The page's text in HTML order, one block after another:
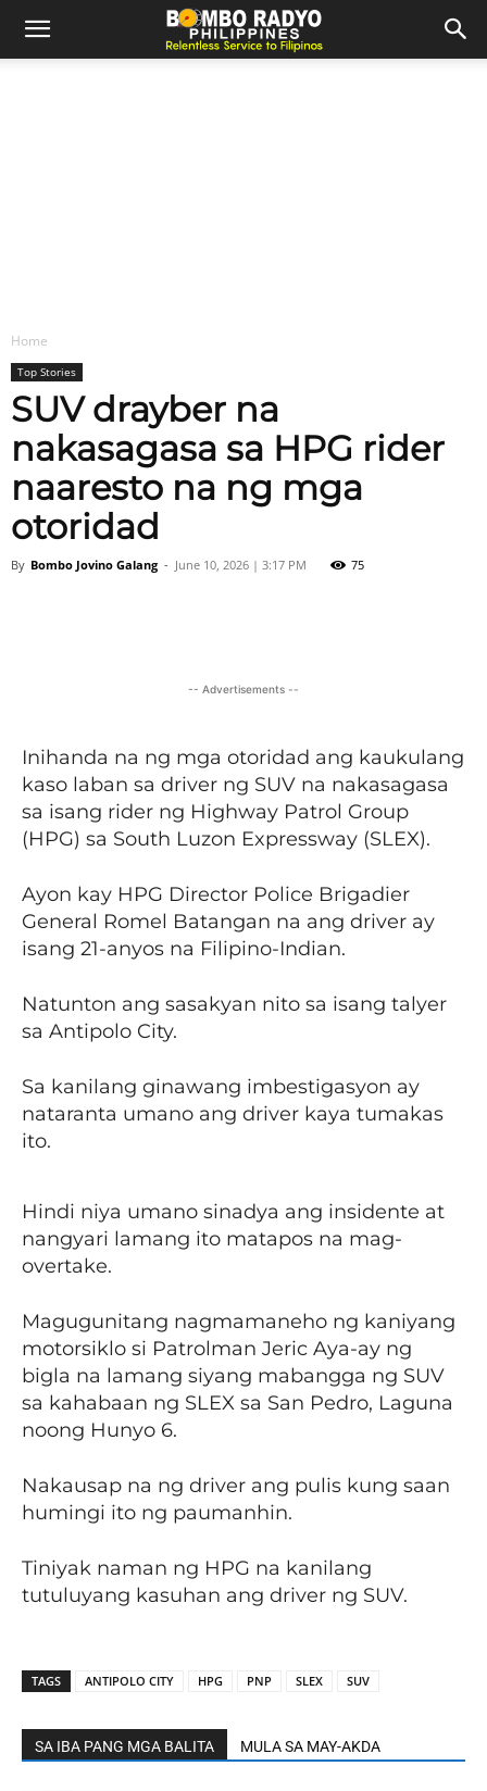
Home
Top Stories
SUV drayber na
nakasagasa sa HPG rider
naaresto na ng mga
otoridad
By Bombo Jovino Galang - June 10, 2026 | 3:17 PM 75
-- Advertisements --
Inihanda na ng mga otoridad ang kaukulang
kaso laban sa driver ng SUV na nakasagasa
sa isang rider ng Highway Patrol Group
(HPG) sa South Luzon Expressway (SLEX).
Ayon kay HPG Director Police Brigadier
General Romel Batangan na ang driver ay
isang 21-anyos na Filipino-Indian.
Natunton ang sasakyan nito sa isang talyer
sa Antipolo City.
Sa kanilang ginawang imbestigasyon ay
nataranta umano ang driver kaya tumakas
ito.
Hindi niya umano sinadya ang insidente at
nangyari lamang ito matapos na mag-
overtake.
Magugunitang nagmamaneho ng kaniyang
motorsiklo si Patrolman Jeric Aya-ay ng
bigla na lamang siyang mabangga ng SUV
sa kahabaan ng SLEX sa San Pedro, Laguna
noong Hunyo 6.
Nakausap na ng driver ang pulis kung saan
humingi ito ng paumanhin.
Tiniyak naman ng HPG na kanilang
tutuluyang kasuhan ang driver ng SUV.
TAGS ANTIPOLO CITY HPG PNP SLEX SUV
SA IBA PANG MGA BALITA MULA SA MAY-AKDA